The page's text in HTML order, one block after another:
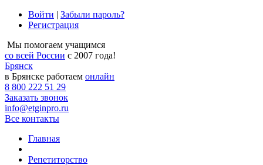
Войти | Забыли пароль?
Регистрация
Мы помогаем учащимся
со всей России с 2007 года!
Брянск
в Брянске работаем онлайн
8 800 222 51 29
Заказать звонок
info@etginpro.ru
Все контакты
Главная
Репетиторство